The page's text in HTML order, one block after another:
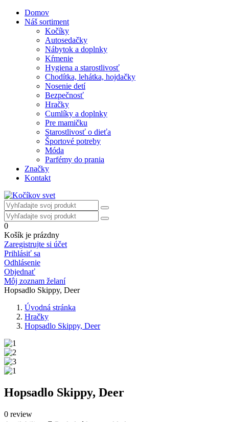
Domov
Náš sortiment
Kočíky
Autosedačky
Nábytok a doplnky
Kŕmenie
Hygiena a starostlivosť
Chodítka, lehátka, hojdačky
Nosenie detí
Bezpečnosť
Hračky
Cumlíky a doplnky
Pre mamičku
Starostlivosť o dieťa
Športové potreby
Móda
Parfémy do prania
Značky
Kontakt
0
Košík je prázdny
Zaregistrujte si účet
Prihlásiť sa
Odhlásenie
Objednať
Môj zoznam želaní
Hopsadlo Skippy, Deer
Úvodná stránka
Hračky
Hopsadlo Skippy, Deer
Hopsadlo Skippy, Deer
0 review